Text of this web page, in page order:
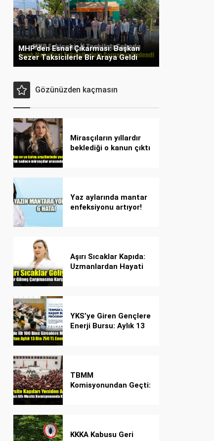
MHP’den Esnaf Çıkarması: Başkan
Sezer Taksicilerle Bir Araya Geldi
Gözünüzden kaçmasın
Mirasçıların yıllardır
beklediği o kanun çıktı
Yaz aylarında mantar
enfeksiyonu artıyor!
Aşırı Sıcaklar Kapıda:
Uzmanlardan Hayati
YKS’ye Giren Gençlere
Enerji Bursu: Aylık 13
TBMM
Komisyonundan Geçti:
KKKA Kabusu Geri